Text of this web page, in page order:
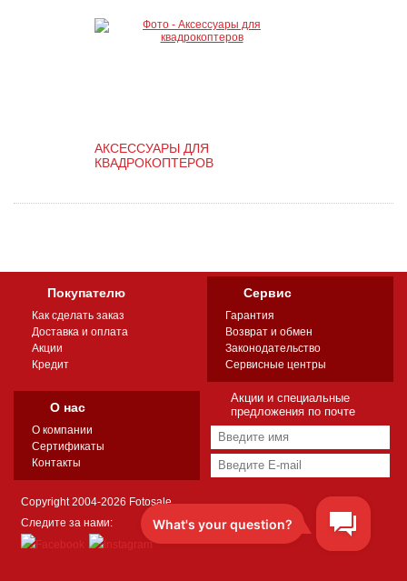
АКСЕССУАРЫ ДЛЯ
КВАДРОКОПТЕРОВ
Покупателю
Как сделать заказ
Доставка и оплата
Акции
Кредит
Сервис
Гарантия
Возврат и обмен
Законодательство
Сервисные центры
О нас
О компании
Сертификаты
Контакты
Акции и специальные
предложения по почте
Copyright 2004-2026 Fotosale
Следите за нами: